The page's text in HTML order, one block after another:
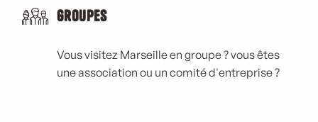
Groupes
Vous visitez Marseille en groupe ? vous êtes
une association ou un comité d'entreprise ?